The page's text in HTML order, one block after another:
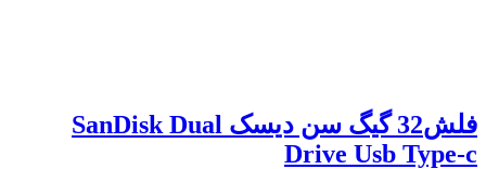
فلش32 گیگ سن دیسک SanDisk Dual
Drive Usb Type-c